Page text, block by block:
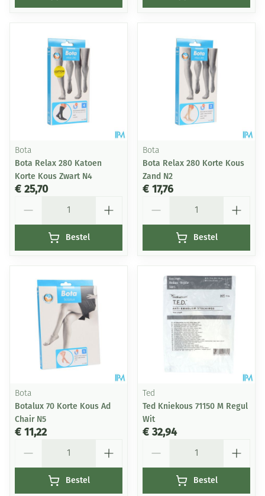
Bota
Bota Relax 280 Katoen
Korte Kous Zwart N4
€ 25,70
Bestel
Bota
Bota Relax 280 Korte Kous
Zand N2
€ 17,76
Bestel
Bota
Botalux 70 Korte Kous Ad
Chair N5
€ 11,22
Bestel
Ted
Ted Kniekous 71150 M Regul
Wit
€ 32,94
Bestel